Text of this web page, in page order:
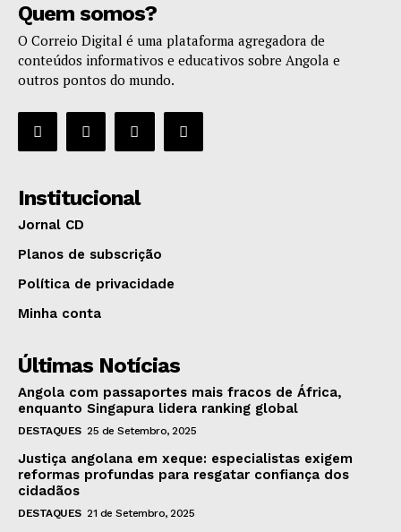
Quem somos?
O Correio Digital é uma plataforma agregadora de
conteúdos informativos e educativos sobre Angola e
outros pontos do mundo.
Institucional
Jornal CD
Planos de subscrição
Política de privacidade
Minha conta
Últimas Notícias
Angola com passaportes mais fracos de África,
enquanto Singapura lidera ranking global
DESTAQUES 25 de Setembro, 2025
Justiça angolana em xeque: especialistas exigem
reformas profundas para resgatar confiança dos
cidadãos
DESTAQUES 21 de Setembro, 2025